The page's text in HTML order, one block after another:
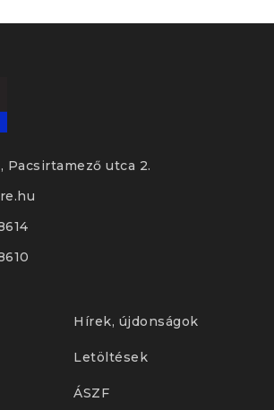
Pacsirtamező utca 2.
Hírek, újdonságok
Letöltések
ÁSZF